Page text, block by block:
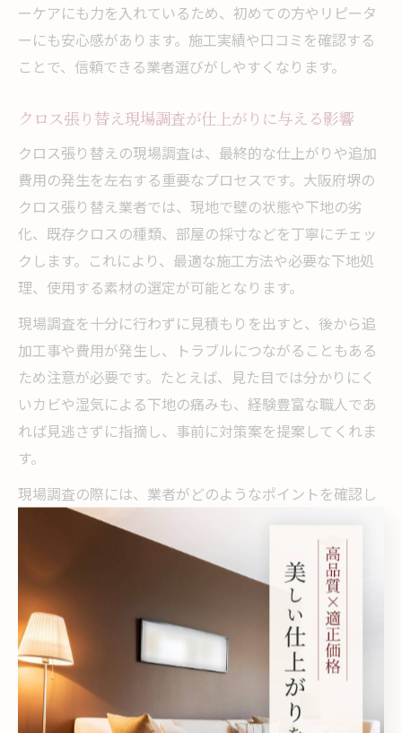
ーケアにも力を入れているため、初めての方やリピータ
ーにも安心感があります。施工実績や口コミを確認する
ことで、信頼できる業者選びがしやすくなります。
クロス張り替え現場調査が仕上がりに与える影響
クロス張り替えの現場調査は、最終的な仕上がりや追加
費用の発生を左右する重要なプロセスです。大阪府堺の
クロス張り替え業者では、現地で壁の状態や下地の劣
化、既存クロスの種類、部屋の採寸などを丁寧にチェッ
クします。これにより、最適な施工方法や必要な下地処
理、使用する素材の選定が可能となります。
現場調査を十分に行わずに見積もりを出すと、後から追
加工事や費用が発生し、トラブルにつながることもある
ため注意が必要です。たとえば、見た目では分かりにく
いカビや湿気による下地の痛みも、経験豊富な職人であ
れば見逃さずに指摘し、事前に対策案を提案してくれま
す。
現場調査の際には、業者がどのようなポイントを確認し
ているか、調査内容の説明や見積もりの内訳も細かく確
認しましょう。安心して依頼するためにも、調査時の対
応や説明の丁寧さが信頼できる業者選びの判断基準とな
ります。
壁紙張り替え職人のアフター対応と安心感
クロス張り替え後のアフター対応は、依頼者にとって大
きな安心材料です。大阪府堺の壁紙張り替え業者や職人